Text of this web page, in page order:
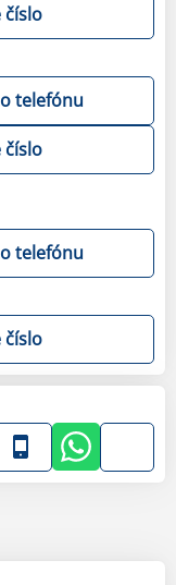
telefónu
telefónu